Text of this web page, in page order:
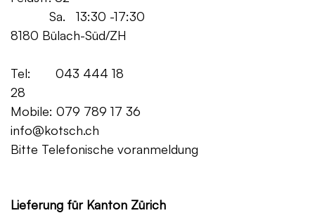
Sa. 13:30 -17:30
8180 Bülach-Süd/ZH
Tel: 043 444 18
28
Mobile: 079 789 17 36
info@kotsch.ch
Bitte Telefonische voranmeldung
Lieferung für Kanton Zürich